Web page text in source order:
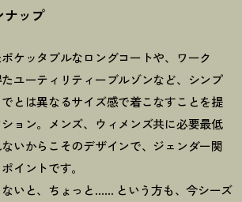
ナップ
ケッタブルなロングコートや、ワーク
ユーティリティーブルゾンなど、シンプ
とは異なるサイズ感で着こなすことを提
ョン。メンズ、ウィメンズ共に必要最低
いからこそのデザインで、ジェンダー関
イントです。
いと、ちょっと…… という方も、今シーズ